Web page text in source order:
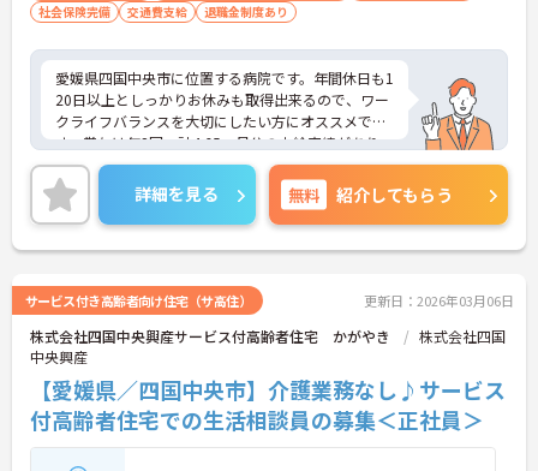
社会保険完備
交通費支給 退職金制度あり
愛媛県四国中央市に位置する病院です。年間休日も1
20日以上としっかりお休みも取得出来るので、ワー
クライフバランスを大切にしたい方にオススメで
す。賞与は年2回、計4.65ヶ月分の支給実績があり、
スタッフの頑張りをきちんと還元！ご興味をお持ち
の方はお気軽にお問い合わせください。
詳細を見る 無料 紹介してもらう
サービス付き高齢者向け住宅（サ高住） 更新日：2026年03月06日
株式会社四国中央興産サービス付高齢者住宅 かがやき
株式会社四国
中央興産
【愛媛県／四国中央市】介護業務なし♪サービス
付高齢者住宅での生活相談員の募集＜正社員＞